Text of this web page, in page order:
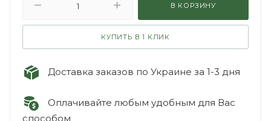
В КОРЗИНУ
КУПИТЬ В 1 КЛИК
Доставка заказов по Украине за 1-3 дня
Оплачивайте любым удобным для Вас
способом